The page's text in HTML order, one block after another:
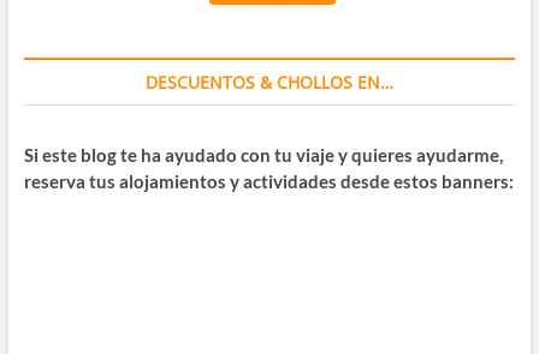
DESCUENTOS & CHOLLOS EN…
Si este blog te ha ayudado con tu viaje y quieres ayudarme,
reserva tus alojamientos y actividades desde estos banners: